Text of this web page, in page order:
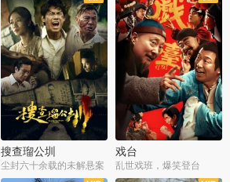
搜查瑠公圳
尘封六十余载的未解悬案
戏台
乱世戏班，爆笑登台